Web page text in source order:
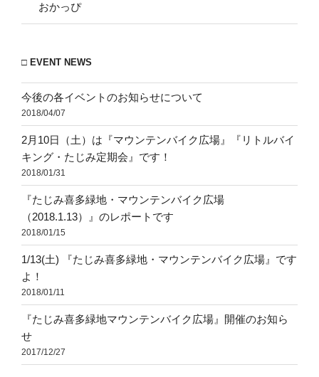
おかっぴ
□ EVENT NEWS
今後の各イベントのお知らせについて
2018/04/07
2月10日（土）は『マウンテンバイク広場』『リトルバイ
キング・たじみ定期会』です！
2018/01/31
『たじみ喜多緑地・マウンテンバイク広場
（2018.1.13）』のレポートです
2018/01/15
1/13(土) 『たじみ喜多緑地・マウンテンバイク広場』です
よ！
2018/01/11
『たじみ喜多緑地マウンテンバイク広場』開催のお知ら
せ
2017/12/27